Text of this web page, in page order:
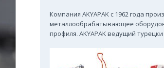
Компания AKYAPAK с 1962 года
металлообрабатывающее
профиля. AKYAPAK ведущий турецки